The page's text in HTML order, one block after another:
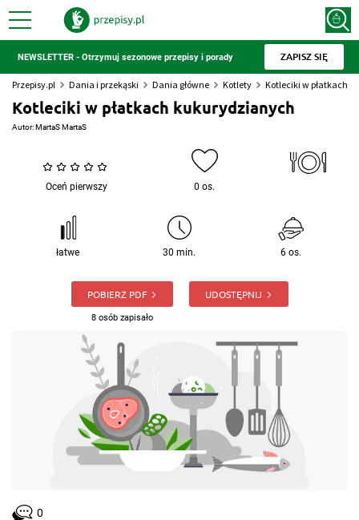
NEWSLETTER - Otrzymuj sezonowe przepisy i porady ZAPISZ SIĘ
Przepisy.pl Dania i przekąski Dania główne Kotlety Kotleciki w płatkach
Kotleciki w płatkach kukurydzianych
Autor:MartaS MartaS
Oceń pierwszy 0 os.
łatwe 30 min. 6 os.
POBIERZ PDF
8 osób zapisało
UDOSTĘPNIJ
0